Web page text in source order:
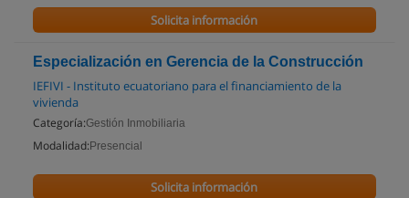
Solicita información
Especialización en Gerencia de la Construcción
IEFIVI - Instituto ecuatoriano para el financiamiento de la
vivienda
Categoría:Gestión Inmobiliaria
Modalidad: Presencial
Solicita información